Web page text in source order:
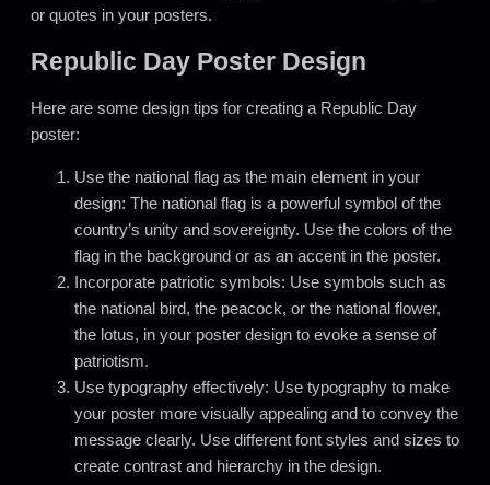
or quotes in your posters.
Republic Day Poster Design
Here are some design tips for creating a Republic Day
poster:
Use the national flag as the main element in your
design: The national flag is a powerful symbol of the
country’s unity and sovereignty. Use the colors of the
flag in the background or as an accent in the poster.
Incorporate patriotic symbols: Use symbols such as
the national bird, the peacock, or the national flower,
the lotus, in your poster design to evoke a sense of
patriotism.
Use typography effectively: Use typography to make
your poster more visually appealing and to convey the
message clearly. Use different font styles and sizes to
create contrast and hierarchy in the design.